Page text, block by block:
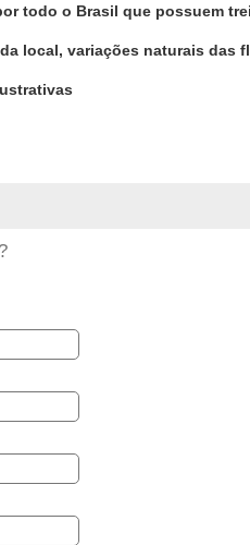
todo o Brasil que possuem
local, variações naturais